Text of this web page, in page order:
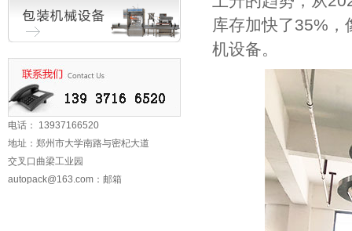
电话： 13937166520
地址：郑州市大学南路与密杞大道
交叉口曲梁工业园
autopack@163.com ：邮箱
库存加快了35%，
机设备。